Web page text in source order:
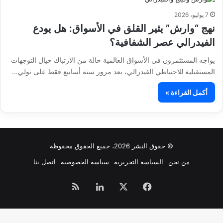
7 يوليو، 2026
نهج “وارش” يثير القلق في الأسواق: هل يودع
الفيدرالي عصر الشفافية؟
يواجه المستثمرون في الأسواق العالمية حالة من الارتباك حيال التوجهات
المستقبلية للاحتياطي الفيدرالي، بعد مرور ستة أسابيع فقط على تولي…
أكمل القراءة »
© حقوق النشر 2026، جميع الحقوق محفوظة
من نحن
السياسة التحريرية سياسة الخصوصية اتصل بنا
فيسبوك لينكدإنملخص
الموقع